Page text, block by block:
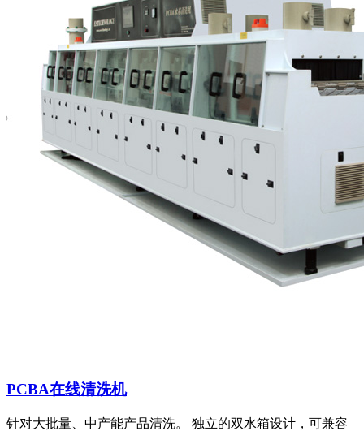
PCBA在线清洗机
针对大批量、中产能产品清洗。 独立的双水箱设计，可兼容